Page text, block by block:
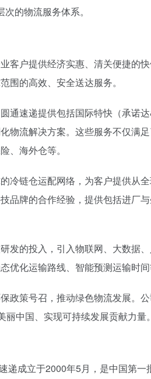
的物流服务体系。
客户提供经济实惠、清关便捷的
围的高效、安全送达服务。
通速递提供包括国际特快（承诺
物流解决方案。这些服务不仅满
、海外仓等。
冷链仓运配网络，为客户提供从
品牌的合作经验，提供包括进厂
发的投入，引入物联网、大数据
优化运输路线、智能预测运输时
政策号召，推动绿色物流发展。
中国、实现可持续发展贡献力量。
递成立于2000年5月，是中国第